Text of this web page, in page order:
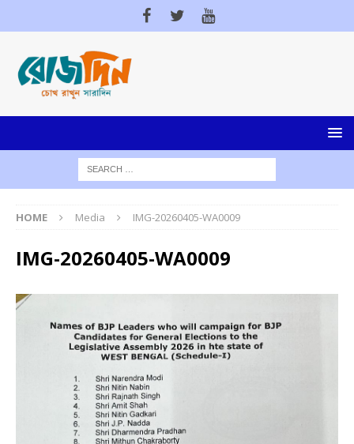
HOME Media IMG-20260405-WA0009
IMG-20260405-WA0009